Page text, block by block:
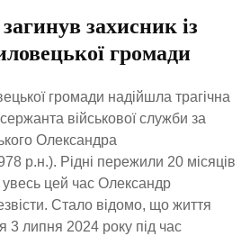
захисник із
громади
громади надійшла трагічна
військової служби за
Олександра
р.н.). Рідні пережили 20 місяців
увесь цей час Олександр
Стало відомо, що життя
3 липня 2024 року під час